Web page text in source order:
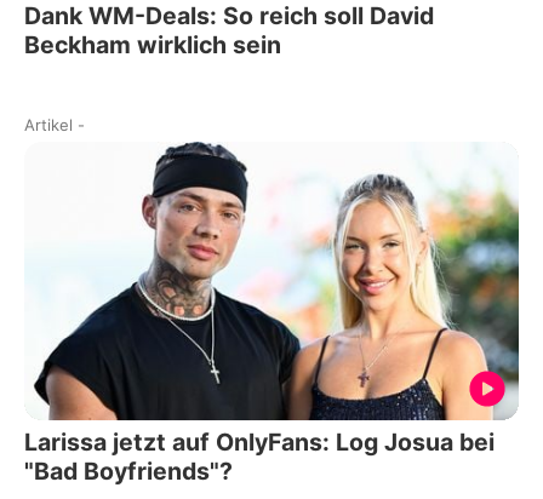
Dank WM-Deals: So reich soll David
Beckham wirklich sein
Artikel -
Larissa jetzt auf OnlyFans: Log Josua bei
"Bad Boyfriends"?